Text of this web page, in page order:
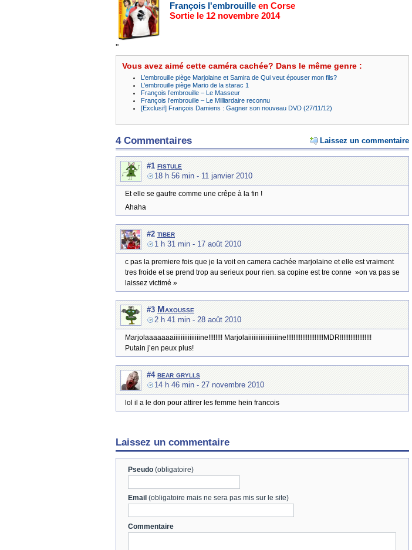
François l'embrouille en Corse
Sortie le 12 novembre 2014
"
Vous avez aimé cette caméra cachée? Dans le même genre :
L’embrouille piège Marjolaine et Samira de Qui veut épouser mon fils?
L’embrouille piège Mario de la starac 1
François l’embrouille – Le Masseur
François l’embrouille – Le Milliardaire reconnu
[Exclusif] François Damiens : Gagner son nouveau DVD (27/11/12)
Laissez un commentaire
4 Commentaires
#1 fistule
18 h 56 min - 11 janvier 2010
Et elle se gaufre comme une crêpe à la fin !
Ahaha
#2 tiber
1 h 31 min - 17 août 2010
c pas la premiere fois que je la voit en camera cachée marjolaine et elle est vraiment
tres froide et se prend trop au serieux pour rien. sa copine est tre conne »on va pas se
laissez victimé »
#3 Maxousse
2 h 41 min - 28 août 2010
Marjolaaaaaaaiiiiiiiiiiiiiiine!!!!!!!! Marjolaiiiiiiiiiiiiiiiiine!!!!!!!!!!!!!!!!!!!!!MDR!!!!!!!!!!!!!!!!!!
Putain j’en peux plus!
#4 bear grylls
14 h 46 min - 27 novembre 2010
lol il a le don pour attirer les femme hein francois
Laissez un commentaire
Pseudo (obligatoire)
Email (obligatoire mais ne sera pas mis sur le site)
Commentaire